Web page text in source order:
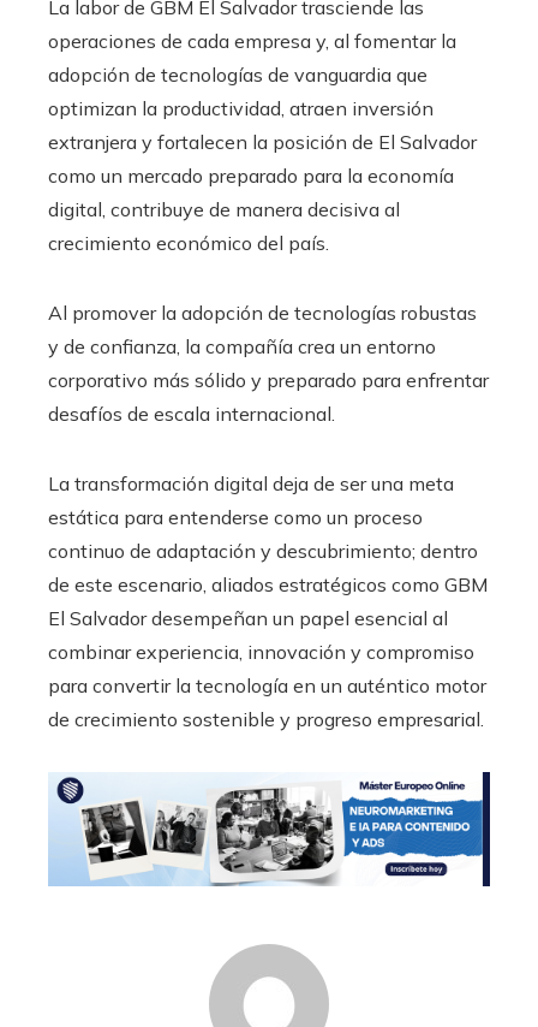
La labor de GBM El Salvador trasciende las
operaciones de cada empresa y, al fomentar la
adopción de tecnologías de vanguardia que
optimizan la productividad, atraen inversión
extranjera y fortalecen la posición de El Salvador
como un mercado preparado para la economía
digital, contribuye de manera decisiva al
crecimiento económico del país.
Al promover la adopción de tecnologías robustas
y de confianza, la compañía crea un entorno
corporativo más sólido y preparado para enfrentar
desafíos de escala internacional.
La transformación digital deja de ser una meta
estática para entenderse como un proceso
continuo de adaptación y descubrimiento; dentro
de este escenario, aliados estratégicos como GBM
El Salvador desempeñan un papel esencial al
combinar experiencia, innovación y compromiso
para convertir la tecnología en un auténtico motor
de crecimiento sostenible y progreso empresarial.